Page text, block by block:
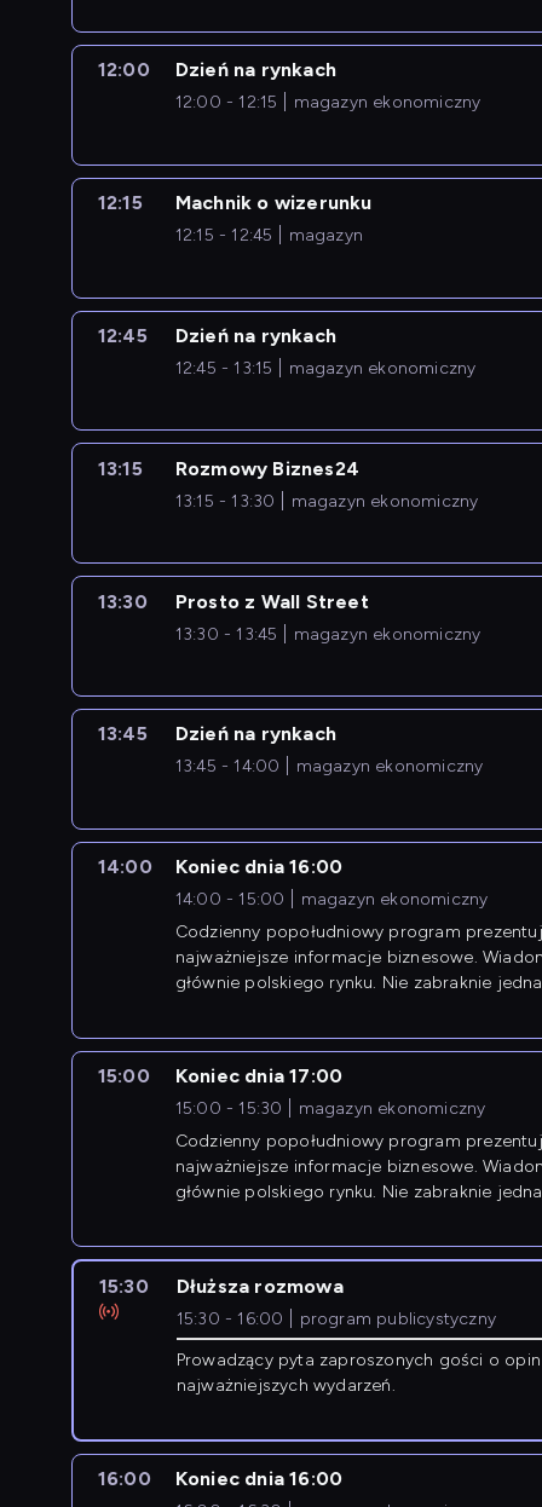
12:00 Dzień na rynkach
12:00 - 12:15 magazyn ekonomiczny
12:15 Machnik o wizerunku
12:15 - 12:45 magazyn
12:45 Dzień na rynkach
12:45 - 13:15 magazyn ekonomiczny
13:15 Rozmowy Biznes24
13:15 - 13:30 magazyn ekonomiczny
13:30 Prosto z Wall Street
13:30 - 13:45 magazyn ekonomiczny
13:45 Dzień na rynkach
13:45 - 14:00 magazyn ekonomiczny
14:00 Koniec dnia 16:00
14:00 - 15:00
magazyn ekonomiczny
Codzienny popołudniowy program
najważniejsze informacje biznesowe.
głównie polskiego rynku. Nie zabraknie
15:00 Koniec dnia 17:00
15:00 - 15:30
magazyn ekonomiczny
Codzienny popołudniowy program
najważniejsze informacje biznesowe.
głównie polskiego rynku. Nie zabraknie
15:30 Dłuższa rozmowa
15:30 - 16:00
program publicystyczny
Prowadzący pyta zaproszonych gości o
najważniejszych wydarzeń.
16:00 Koniec dnia 16:00